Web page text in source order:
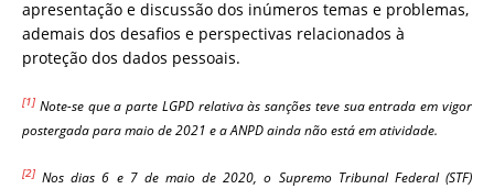
apresentação e discussão dos inúmeros temas e problemas,
ademais dos desafios e perspectivas relacionados à
proteção dos dados pessoais.
[1] Note-se que a parte LGPD relativa às sanções teve sua entrada em vigor
postergada para maio de 2021 e a ANPD ainda não está em atividade.
[2] Nos dias 6 e 7 de maio de 2020, o Supremo Tribunal Federal (STF)